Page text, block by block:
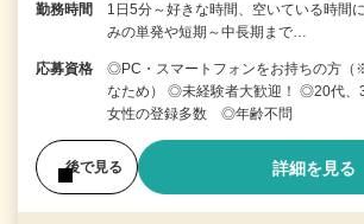
勤務時間
1日5分～好きな時間、空いている時間
みの単発や短期～中長期まで…
応募資格
◎PC・スマートフォンをお持ちの方（
なため） ◎未経験者大歓迎！ ◎20代、
女性の登録多数 ◎年齢不問
後で見る 詳細を見る